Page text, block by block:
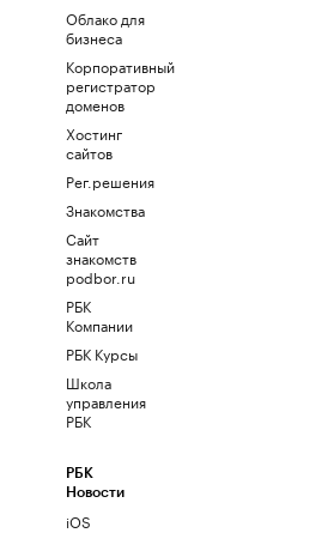
Облако для
бизнеса
Корпоративный
регистратор
доменов
Хостинг
сайтов
Рег.решения
Знакомства
Сайт
знакомств
podbor.ru
РБК
Компании
РБК Курсы
Школа
управления
РБК
РБК
Новости
iOS